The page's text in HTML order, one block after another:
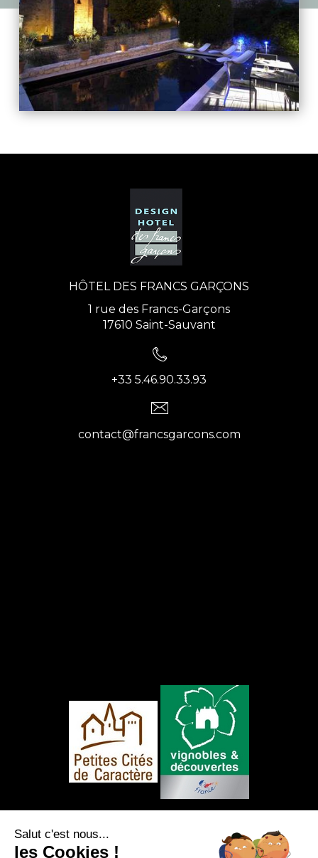
HÔTEL DES FRANCS GARÇONS
1 rue des Francs-Garçons
17610 Saint-Sauvant
+33 5.46.90.33.93
contact@francsgarcons.com
Salut c'est nous...
les Cookies !